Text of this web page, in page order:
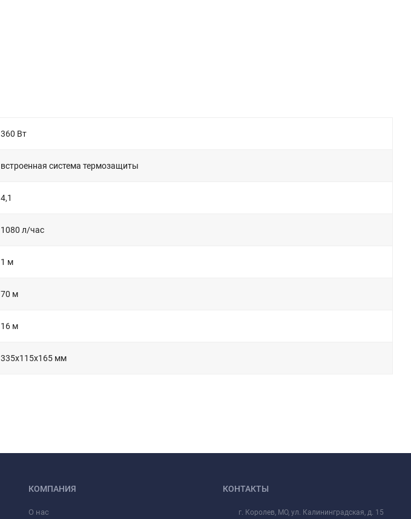
360 Вт
встроенная система термозащиты
4,1
1080 л/час
1 м
70 м
16 м
335х115х165 мм
КОМПАНИЯ
О нас
КОНТАКТЫ
г. Королев, МО, ул. Калининградская, д. 15